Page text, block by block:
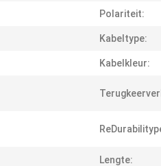
Polariteit:
Kabeltype:
Kabelkleur:
Lengte: